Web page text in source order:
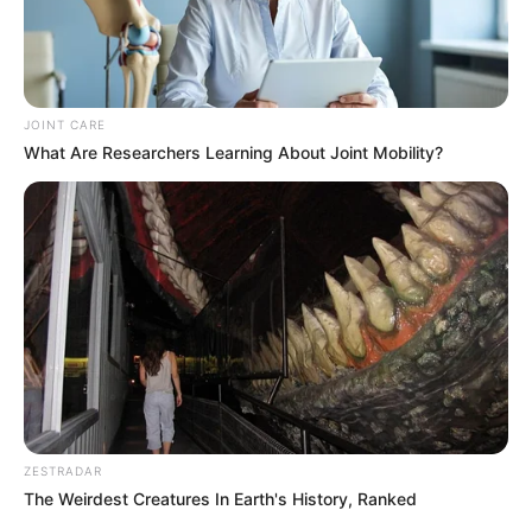
JOINT CARE
What Are Researchers Learning About Joint Mobility?
ZESTRADAR
The Weirdest Creatures In Earth's History, Ranked